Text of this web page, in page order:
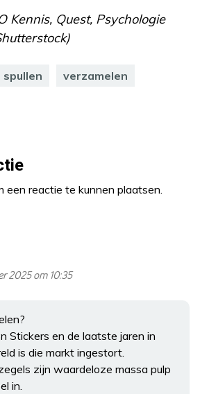
Kennis, Quest, Psychologie
spullen verzamelen
een reactie te kunnen plaatsen.
2025 om 10:35
Stickers en de laatste jaren in
is die markt ingestort.
zijn waardeloze massa pulp
in.